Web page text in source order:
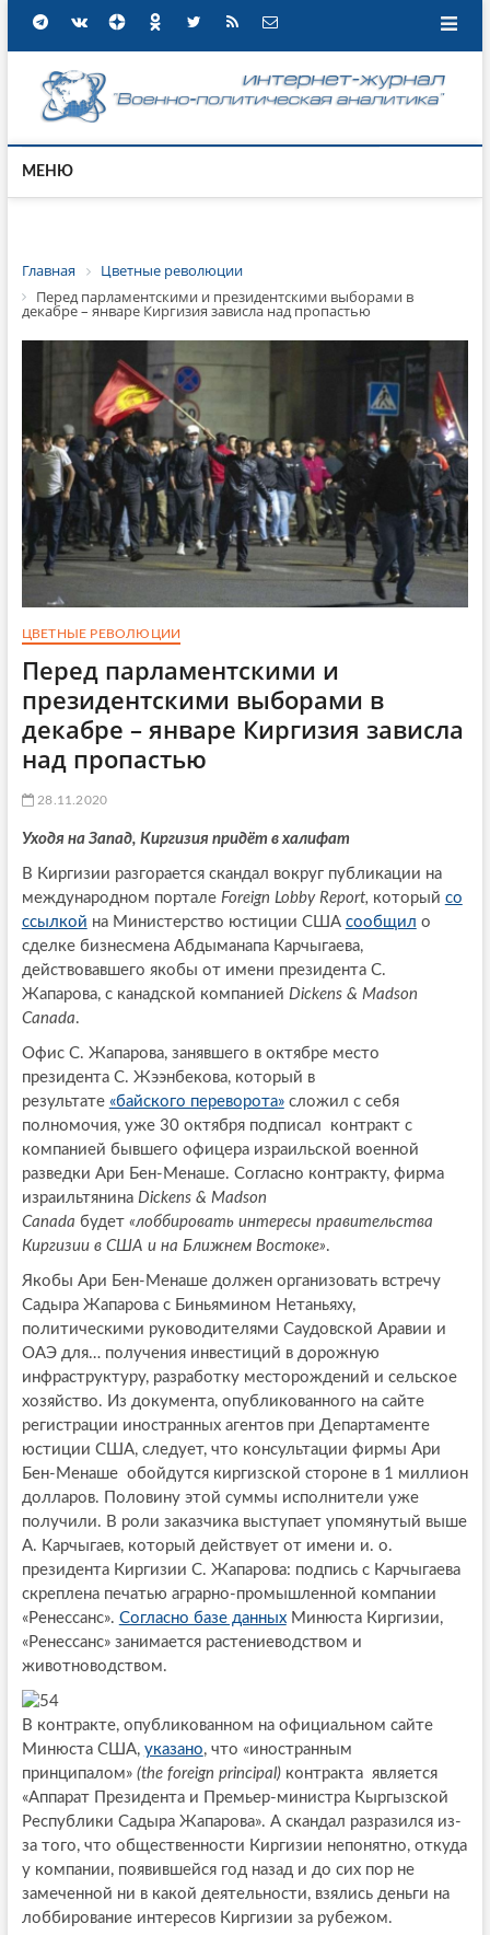
МЕНЮ
Главная
Цветные революции
Перед парламентскими и президентскими выборами в
декабре – январе Киргизия зависла над пропастью
ЦВЕТНЫЕ РЕВОЛЮЦИИ
Перед парламентскими и
президентскими выборами в
декабре – январе Киргизия зависла
над пропастью
28.11.2020
Уходя на Запад, Киргизия придёт в халифат
В Киргизии разгорается скандал вокруг публикации на
международном портале Foreign Lobby Report, который со
ссылкой на Министерство юстиции США сообщил о
сделке бизнесмена Абдыманапа Карчыгаева,
действовавшего якобы от имени президента С.
Жапарова, с канадской компанией Dickens & Madson
Canada.
Офис С. Жапарова, занявшего в октябре место
президента С. Жээнбекова, который в
результате «байского переворота»сложил с себя
полномочия, уже 30 октября подписал контракт с
компанией бывшего офицера израильской военной
разведки Ари Бен-Менаше. Согласно контракту, фирма
израильтянина Dickens & Madson
Canada будет «лоббировать интересы правительства
Киргизии в США и на Ближнем Востоке».
Якобы Ари Бен-Менаше должен организовать встречу
Садыра Жапарова с Биньямином Нетаньяху,
политическими руководителями Саудовской Аравии и
ОАЭ для… получения инвестиций в дорожную
инфраструктуру, разработку месторождений и сельское
хозяйство. Из документа, опубликованного на сайте
регистрации иностранных агентов при Департаменте
юстиции США, следует, что консультации фирмы Ари
Бен-Менаше обойдутся киргизской стороне в 1 миллион
долларов. Половину этой суммы исполнители уже
получили. В роли заказчика выступает упомянутый выше
А. Карчыгаев, который действует от имени и. о.
президента Киргизии С. Жапарова: подпись с Карчыгаева
скреплена печатью аграрно-промышленной компании
«Ренессанс». Согласно базе данныхМинюста Киргизии,
«Ренессанс» занимается растениеводством и
животноводством.
В контракте, опубликованном на официальном сайте
Минюста США, указано, что «иностранным
принципалом» (the foreign principal)контракта является
«Аппарат Президента и Премьер-министра Кыргызской
Республики Садыра Жапарова». А скандал разразился из-
за того, что общественности Киргизии непонятно, откуда
у компании, появившейся год назад и до сих пор не
замеченной ни в какой деятельности, взялись деньги на
лоббирование интересов Киргизии за рубежом.